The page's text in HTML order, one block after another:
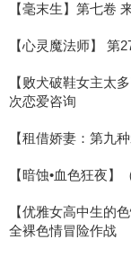
【毫末生】第七卷
【心灵魔法师】 第
【败犬破鞋女主太
次恋爱咨询
【租借娇妻：第九
【暗蚀•血色狂夜】
【优雅女高中生的
全裸色情冒险作战